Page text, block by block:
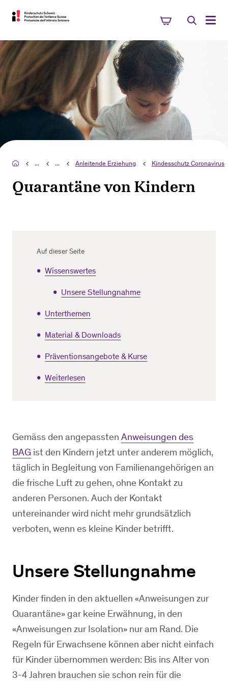
... ... Anleitende Erziehung Kindesschutz Coronavirus
Quarantäne von Kindern
Auf dieser Seite
Wissenswertes
Unsere Stellungnahme
Unterthemen
Material & Downloads
Präventionsangebote & Kurse
Weiterlesen
Gemäss den angepassten Anweisungen des
BAG ist den Kindern jetzt unter anderem möglich,
täglich in Begleitung von Familienangehörigen an
die frische Luft zu gehen, ohne Kontakt zu
anderen Personen. Auch der Kontakt
untereinander wird nicht mehr grundsätzlich
verboten, wenn es kleine Kinder betrifft.
Unsere Stellungnahme
Kinder finden in den aktuellen «Anweisungen zur
Quarantäne» gar keine Erwähnung, in den
«Anweisungen zur Isolation» nur am Rand. Die
Regeln für Erwachsene können aber nicht einfach
für Kinder übernommen werden: Bis ins Alter von
3-4 Jahren brauchen sie schon rein für die